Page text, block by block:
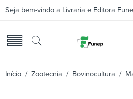
Seja bem-vindo a Livraria e Editora
Início / Zootecnia / Bovinocultura /